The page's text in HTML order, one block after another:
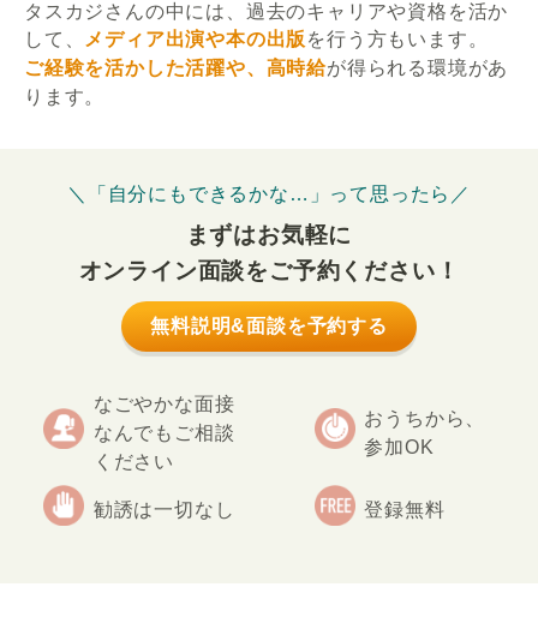
タスカジさんの中には、過去のキャリアや資格を活か
して、
メディア出演や本の出版 を行う方もいます。
ご経験を活かした活躍や、高時給が得られる環境があ
ります。
＼「自分にもできるかな…」って思ったら／
まずはお気軽に
オンライン面談をご予約ください！
無料説明&面談を予約する
なごやかな面接
なんでもご相談
ください
おうちから、
参加OK
勧誘は一切なし 登録無料